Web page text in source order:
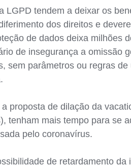
LGPD tendem a deixar os
dos direitos e
de dados deixa milhões
de insegurança a omissão
sem parâmetros ou regras
proposta de dilação da
tenham mais tempo para se
pelo coronavírus.
de retardamento